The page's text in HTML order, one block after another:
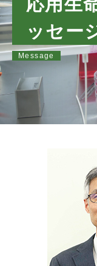
ッセー
Message